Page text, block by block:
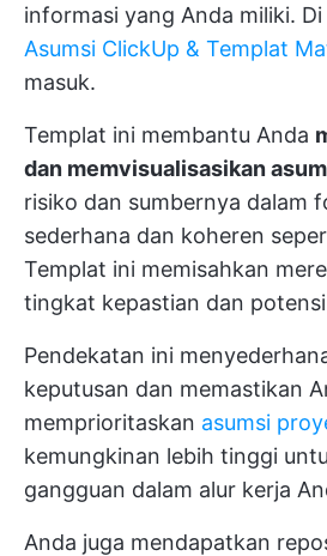
informasi yang Anda miliki.
Asumsi ClickUp & Templat
masuk.
Templat ini membantu Anda
dan memvisualisasikan
risiko dan sumbernya dalam
sederhana dan koheren
Templat ini memisahkan
tingkat kepastian dan
Pendekatan ini
keputusan dan memastikan
memprioritaskan asumsi
kemungkinan lebih tinggi
gangguan dalam alur kerja
Anda juga mendapatkan